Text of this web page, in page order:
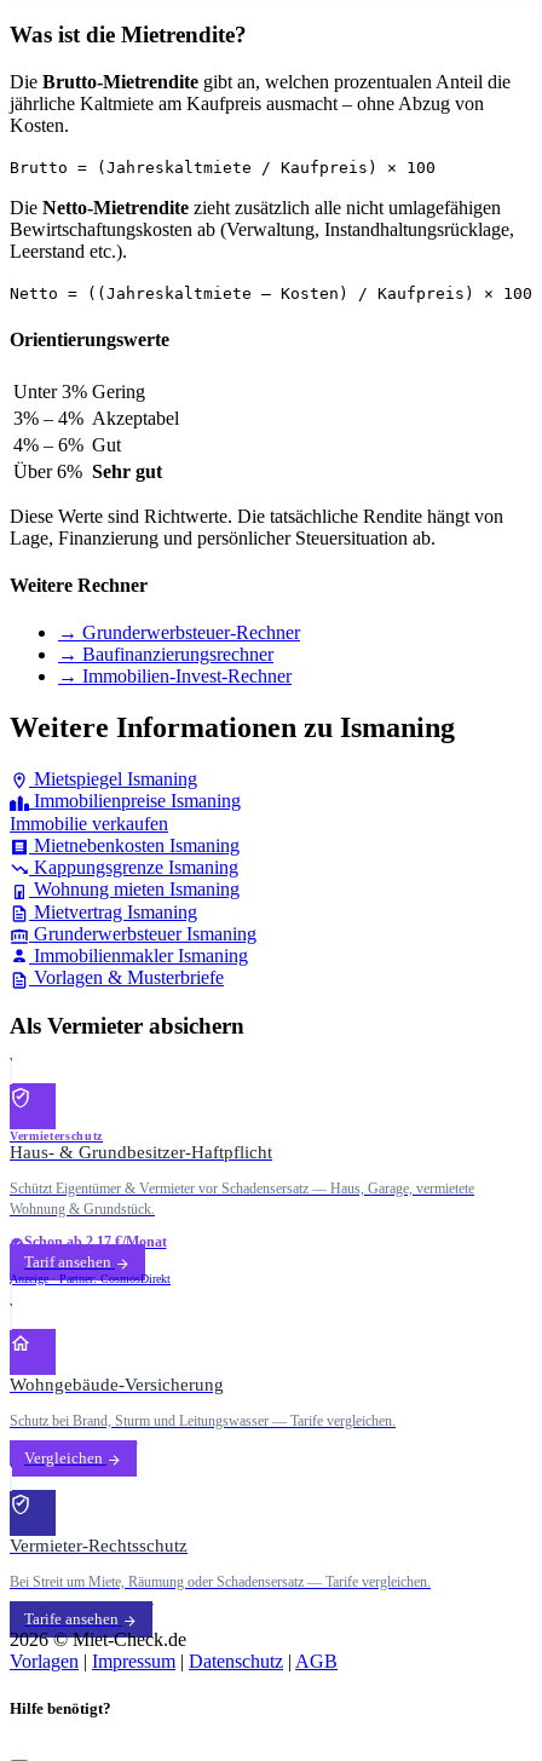
Was ist die Mietrendite?
Die Brutto-Mietrendite gibt an, welchen prozentualen Anteil die
jährliche Kaltmiete am Kaufpreis ausmacht – ohne Abzug von
Kosten.
Brutto = (Jahreskaltmiete / Kaufpreis) × 100
Die Netto-Mietrendite zieht zusätzlich alle nicht umlagefähigen
Bewirtschaftungskosten ab (Verwaltung, Instandhaltungsrücklage,
Leerstand etc.).
Netto = ((Jahreskaltmiete – Kosten) / Kaufpreis) × 100
Orientierungswerte
Unter 3% Gering
3% – 4% Akzeptabel
4% – 6% Gut
Über 6% Sehr gut
Diese Werte sind Richtwerte. Die tatsächliche Rendite hängt von
Lage, Finanzierung und persönlicher Steuersituation ab.
Weitere Rechner
→ Grunderwerbsteuer-Rechner
→ Baufinanzierungsrechner
→ Immobilien-Invest-Rechner
Weitere Informationen zu Ismaning
Mietspiegel Ismaning
Immobilienpreise Ismaning
Immobilie verkaufen
Mietnebenkosten Ismaning
Kappungsgrenze Ismaning
Wohnung mieten Ismaning
Mietvertrag Ismaning
Grunderwerbsteuer Ismaning
Immobilienmakler Ismaning
Vorlagen & Musterbriefe
Als Vermieter absichern
Vermieterschutz
Haus- & Grundbesitzer-Haftpflicht
Schützt Eigentümer & Vermieter vor Schadensersatz — Haus, Garage, vermietete
Wohnung & Grundstück.
Schon ab 2,17 €/Monat
Tarif ansehen
Anzeige · Partner: CosmosDirekt
Wohngebäude-Versicherung
Schutz bei Brand, Sturm und Leitungswasser — Tarife vergleichen.
Vergleichen
Vermieter-Rechtsschutz
Bei Streit um Miete, Räumung oder Schadensersatz — Tarife vergleichen.
Tarife ansehen
2026 © Miet-Check.de
Vorlagen | Impressum | Datenschutz | AGB
Hilfe benötigt?